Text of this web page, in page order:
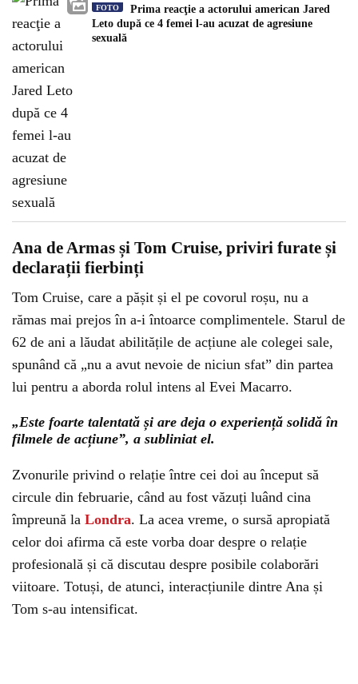
FOTO
Prima reacţie a actorului american Jared
Leto după ce 4 femei l-au acuzat de agresiune
sexuală
Ana de Armas și Tom Cruise, priviri furate și
declarații fierbinți
Tom Cruise, care a pășit și el pe covorul roșu, nu a
rămas mai prejos în a-i întoarce complimentele. Starul de
62 de ani a lăudat abilitățile de acțiune ale colegei sale,
spunând că „nu a avut nevoie de niciun sfat” din partea
lui pentru a aborda rolul intens al Evei Macarro.
„Este foarte talentată și are deja o experiență solidă în
filmele de acțiune”, a subliniat el.
Zvonurile privind o relație între cei doi au început să
circule din februarie, când au fost văzuți luând cina
împreună la Londra. La acea vreme, o sursă apropiată
celor doi afirma că este vorba doar despre o relație
profesională și că discutau despre posibile colaborări
viitoare. Totuși, de atunci, interacțiunile dintre Ana și
Tom s-au intensificat.